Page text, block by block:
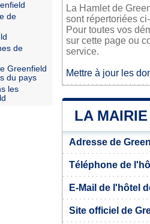
La Hamlet de
sont répertoriées
Pour toutes vos
sur cette page ou
service.
Mettre à jour les
LA
Adresse de
Téléphone de
E-Mail de l'hôtel
Site officiel de
de
de
Greenfield
du pays
les